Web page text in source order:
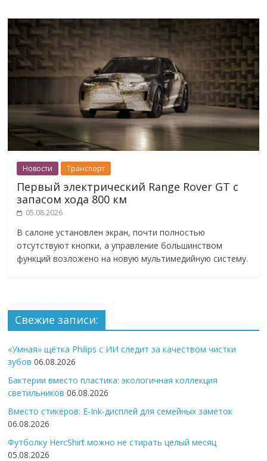
Новости Транспорт
Первый электрический Range Rover GT с
запасом хода 800 км
05.08.2026
В салоне установлен экран, почти полностью
отсутствуют кнопки, а управление большинством
функций возложено на новую мультимедийную систему.
Свежие записи:
«Умная» щётка Philips с ИИ следит за качеством чистки
зубов 06.08.2026
Бактерии вместо пластика: экологичная коллекция
светильников 06.08.2026
Вместо стикеров: E-Ink-дисплей для семейных заметок
06.08.2026
Футболку HercShirt можно не стирать целый месяц
05.08.2026